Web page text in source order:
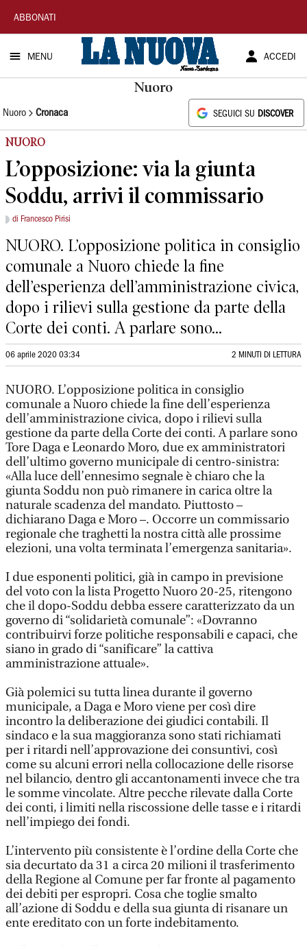
La
Nuova
Sardegna
ABBONATI
MENU ACCEDI
Nuoro
Nuoro Cronaca SEGUICI SU DISCOVER
NUORO
L’opposizione: via la giunta
Soddu, arrivi il commissario
di Francesco Pirisi
NUORO. L’opposizione politica in consiglio
comunale a Nuoro chiede la fine
dell’esperienza dell’amministrazione civica,
dopo i rilievi sulla gestione da parte della
Corte dei conti. A parlare sono...
06 aprile 2020 03:34 2 MINUTI DI LETTURA
NUORO. L’opposizione politica in consiglio
comunale a Nuoro chiede la fine dell’esperienza
dell’amministrazione civica, dopo i rilievi sulla
gestione da parte della Corte dei conti. A parlare sono
Tore Daga e Leonardo Moro, due ex amministratori
dell’ultimo governo municipale di centro-sinistra:
«Alla luce dell’ennesimo segnale è chiaro che la
giunta Soddu non può rimanere in carica oltre la
naturale scadenza del mandato. Piuttosto –
dichiarano Daga e Moro –. Occorre un commissario
regionale che traghetti la nostra città alle prossime
elezioni, una volta terminata l’emergenza sanitaria».
I due esponenti politici, già in campo in previsione
del voto con la lista Progetto Nuoro 20-25, ritengono
che il dopo-Soddu debba essere caratterizzato da un
governo di “solidarietà comunale”: «Dovranno
contribuirvi forze politiche responsabili e capaci, che
siano in grado di “sanificare” la cattiva
amministrazione attuale».
Già polemici su tutta linea durante il governo
municipale, a Daga e Moro viene per così dire
incontro la deliberazione dei giudici contabili. Il
sindaco e la sua maggioranza sono stati richiamati
per i ritardi nell’approvazione dei consuntivi, così
come su alcuni errori nella collocazione delle risorse
nel bilancio, dentro gli accantonamenti invece che tra
le somme vincolate. Altre pecche rilevate dalla Corte
dei conti, i limiti nella riscossione delle tasse e i ritardi
nell’impiego dei fondi.
L’intervento più consistente è l’ordine della Corte che
sia decurtato da 31 a circa 20 milioni il trasferimento
della Regione al Comune per far fronte al pagamento
dei debiti per espropri. Cosa che toglie smalto
all’azione di Soddu e della sua giunta di risanare un
ente ereditato con un forte indebitamento.